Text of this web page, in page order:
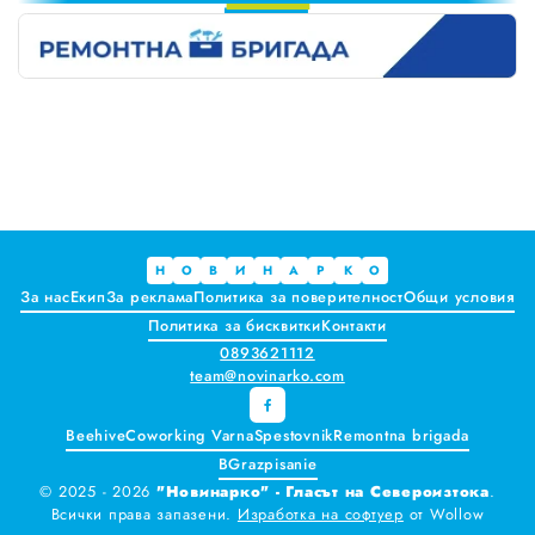
Шумен
Търговище
Добрич
Как да постъпваме с близките, които не ни ценят
4
5
Н О В И Н А Р К О
За насЕкипЗа рекламаПолитика за поверителностОбщи условия
Политика за бисквиткиКонтакти
0893621112
team@novinarko.com
BeehiveCoworking VarnaSpestovnikRemontna brigada
BGrazpisanie
© 2025 - 2026 "Новинарко" - Гласът на Североизтока.
Всички права запазени. Изработка на софтуер от Wollow